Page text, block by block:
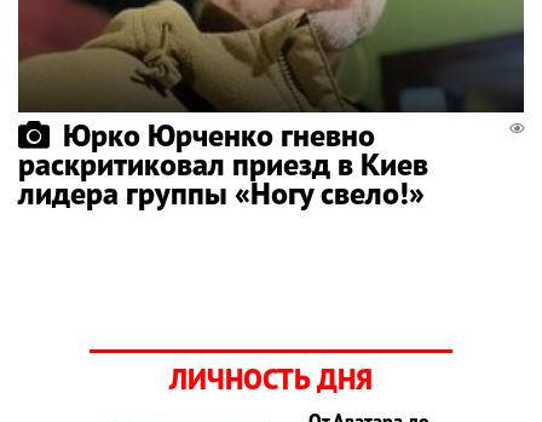
Юрко Юрченко гневно
раскритиковал приезд в Киев
лидера группы «Ногу свело!»
ЛИЧНОСТЬ ДНЯ